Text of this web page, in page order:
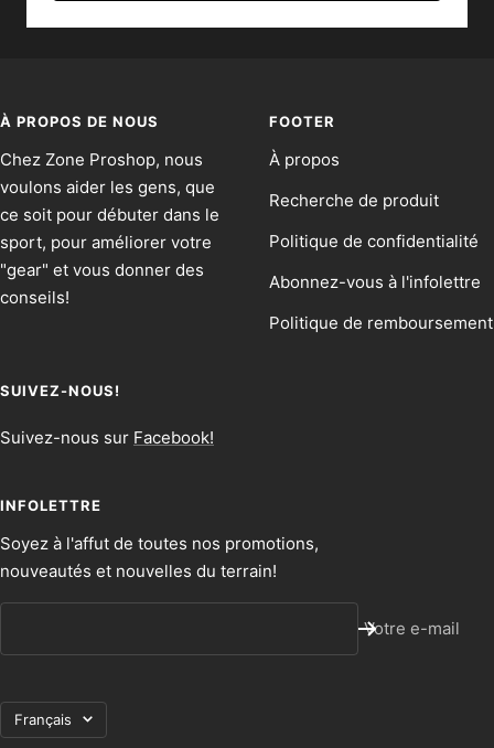
À PROPOS DE NOUS
Chez Zone Proshop, nous
voulons aider les gens, que
ce soit pour débuter dans le
sport, pour améliorer votre
"gear" et vous donner des
conseils!
FOOTER
À propos
Recherche de produit
Politique de confidentialité
Abonnez-vous à l'infolettre
Politique de remboursement
SUIVEZ-NOUS!
Suivez-nous sur Facebook!
INFOLETTRE
Soyez à l'affut de toutes nos promotions,
nouveautés et nouvelles du terrain!
Votre e-mail
Langue
Français